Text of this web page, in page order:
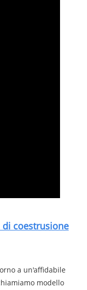
di coestrusione
a un'affidabile
modello